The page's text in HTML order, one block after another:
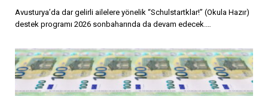
Avusturya’da dar gelirli ailelere yönelik “Schulstartklar!” (Okula Hazır)
destek programı 2026 sonbaharında da devam edecek.…